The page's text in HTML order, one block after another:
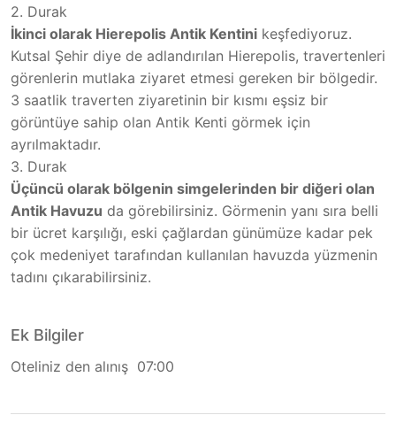
2. Durak
İkinci olarak Hierepolis Antik Kentini keşfediyoruz.
Kutsal Şehir diye de adlandırılan Hierepolis, travertenleri
görenlerin mutlaka ziyaret etmesi gereken bir bölgedir.
3 saatlik traverten ziyaretinin bir kısmı eşsiz bir
görüntüye sahip olan Antik Kenti görmek için
ayrılmaktadır.
3. Durak
Üçüncü olarak bölgenin simgelerinden bir diğeri olan
Antik Havuzu da görebilirsiniz. Görmenin yanı sıra belli
bir ücret karşılığı, eski çağlardan günümüze kadar pek
çok medeniyet tarafından kullanılan havuzda yüzmenin
tadını çıkarabilirsiniz.
Ek Bilgiler
Oteliniz den alınış 07:00